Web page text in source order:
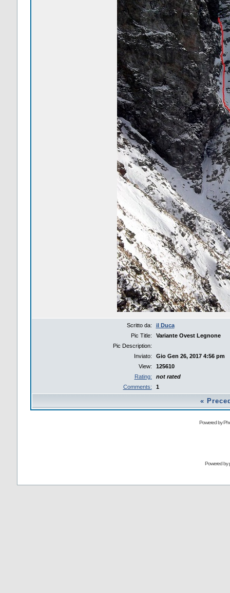
Scritto da:
il Duca
Pic Title:
Variante Ovest Legnone
Pic Description:
Inviato:
Gio Gen 26, 2017 4:56 pm
View:
125610
Rating:
not rated
Comments:
1
«
Powered by
Powered by